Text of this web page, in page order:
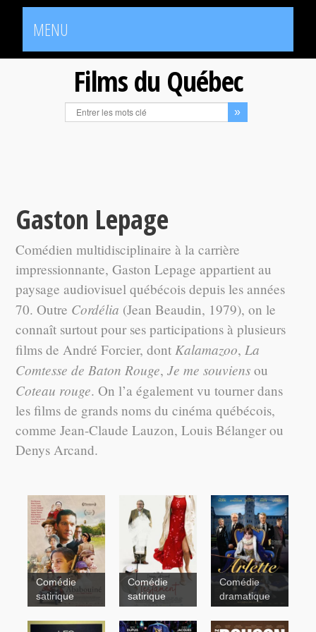
MENU
Films du Québec
Gaston Lepage
Comédien multidisciplinaire à la carrière
impressionnante, Gaston Lepage appartient au
paysage audiovisuel québécois depuis les années
70. Outre Cordélia (Jean Beaudin, 1979), on le
connaît surtout pour ses participations à plusieurs
films de André Forcier, dontKalamazoo,La
Comtesse de Baton Rouge,Je me souviens ou
Coteau rouge. On l’a également vu tourner dans
les films de grands noms du cinéma québécois,
comme Jean-Claude Lauzon, Louis Bélanger ou
Denys Arcand.
Comédie
satirique
Comédie
satirique
Comédie
dramatique